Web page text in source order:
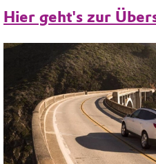
Hier geht's zur